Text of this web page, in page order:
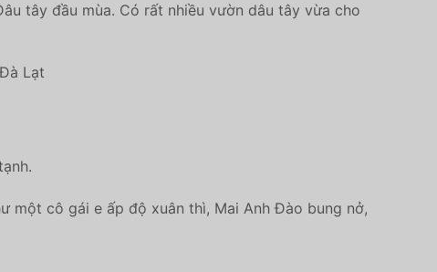
tây đầu mùa. Có rất nhiều vườn dâu tây vừa cho
Lạt
một cô gái e ấp độ xuân thì, Mai Anh Đào bung nở,